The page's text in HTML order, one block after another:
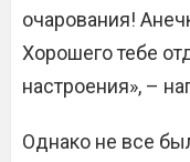
очарования!
Хорошего тебе
настроения», –
Однако не все